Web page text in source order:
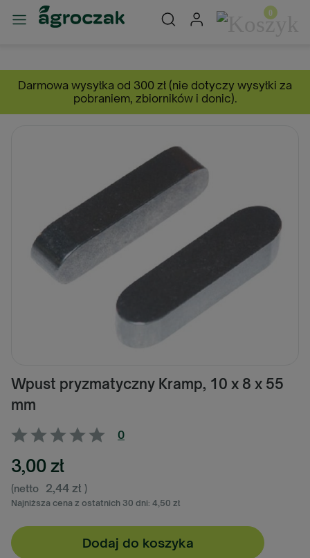
Darmowa wysyłka od 300 zł (nie dotyczy wysyłki za
pobraniem, zbiorników i donic).
Wpust pryzmatyczny Kramp, 10 x 8 x 55
mm
0
3,00 zł
(netto 2,44 zł )
Najniższa cena z ostatnich 30 dni: 4,50 zł
Dodaj do koszyka